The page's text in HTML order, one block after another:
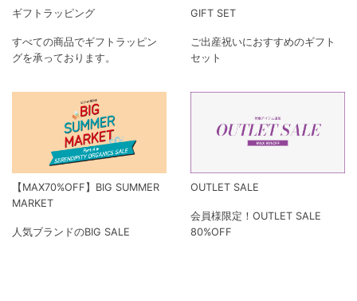
ギフトラッピング
すべての商品でギフトラッピン
グを承っております。
GIFT SET
ご出産祝いにおすすめのギフト
セット
【MAX70%OFF】BIG SUMMER
MARKET
人気ブランドのBIG SALE
OUTLET SALE
会員様限定！OUTLET SALE
80%OFF